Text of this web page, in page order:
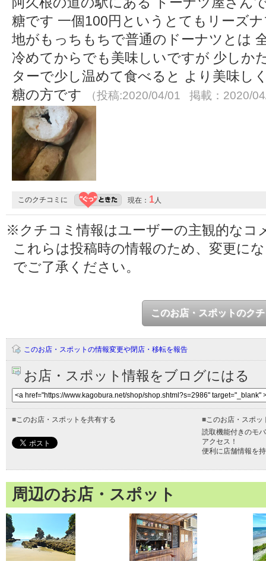
糖です 一個100円というとてもリーズ
地がもっちもちで普通のドーナツとは
冷めてからでも美味しいですが 少しか
ターで少し温めて食べると より美味し
糖の方です
（投稿:2020/04/01 掲載：2020/
このクチコミに 現在： 1人
※クチコミ情報はユーザーの主観的なコ
これらは投稿時の情報のため、変更に
でご了承ください。
このお店・スポットのク
このお店・スポットの情報変更や閉店・移転を報告
お店・スポット情報をブログにはる
■このお店・スポットを共有する ■このお店・スポッ
読取機能付きのモ
アクセス！
便利に店舗情報を
周辺のお店・スポット